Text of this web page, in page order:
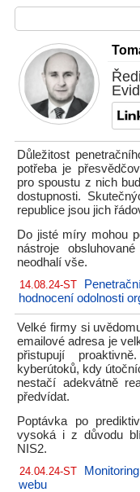
Důležitost
potřeba je
pro spoustu z nich
dostupnosti.
republice jsou jich
Do jisté míry mohou
nástroje
neodhalí vše.
14.08.24-ST
hodnocení odolnosti
Velké firmy si
emailové adresa je
přistupují
kyberútoků, kdy
nestačí adekvátně
předvídat.
Poptávka po
vysoká i z důvodu
NIS2.
24.04.24-ST
webu